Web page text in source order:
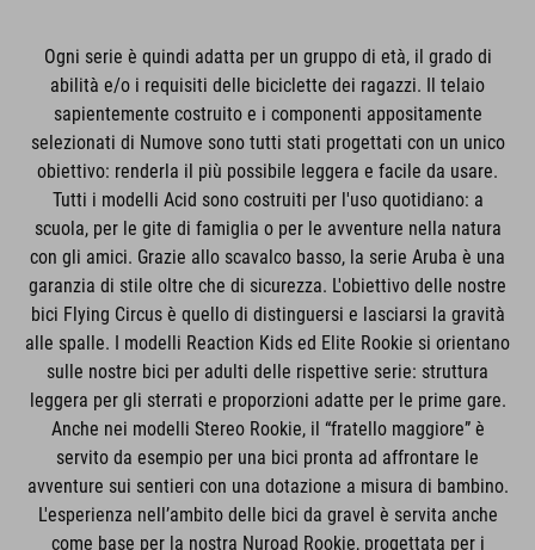
Ogni serie è quindi adatta per un gruppo di età, il grado di
abilità e/o i requisiti delle biciclette dei ragazzi. Il telaio
sapientemente costruito e i componenti appositamente
selezionati di Numove sono tutti stati progettati con un unico
obiettivo: renderla il più possibile leggera e facile da usare.
Tutti i modelli Acid sono costruiti per l'uso quotidiano: a
scuola, per le gite di famiglia o per le avventure nella natura
con gli amici. Grazie allo scavalco basso, la serie Aruba è una
garanzia di stile oltre che di sicurezza. L'obiettivo delle nostre
bici Flying Circus è quello di distinguersi e lasciarsi la gravità
alle spalle. I modelli Reaction Kids ed Elite Rookie si orientano
sulle nostre bici per adulti delle rispettive serie: struttura
leggera per gli sterrati e proporzioni adatte per le prime gare.
Anche nei modelli Stereo Rookie, il “fratello maggiore” è
servito da esempio per una bici pronta ad affrontare le
avventure sui sentieri con una dotazione a misura di bambino.
L'esperienza nell’ambito delle bici da gravel è servita anche
come base per la nostra Nuroad Rookie, progettata per i